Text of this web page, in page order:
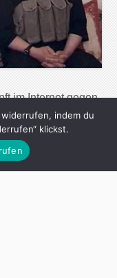
im Internet gegen
und die
CIA und
Terroristen
Netzwerk
indem du
klickst.